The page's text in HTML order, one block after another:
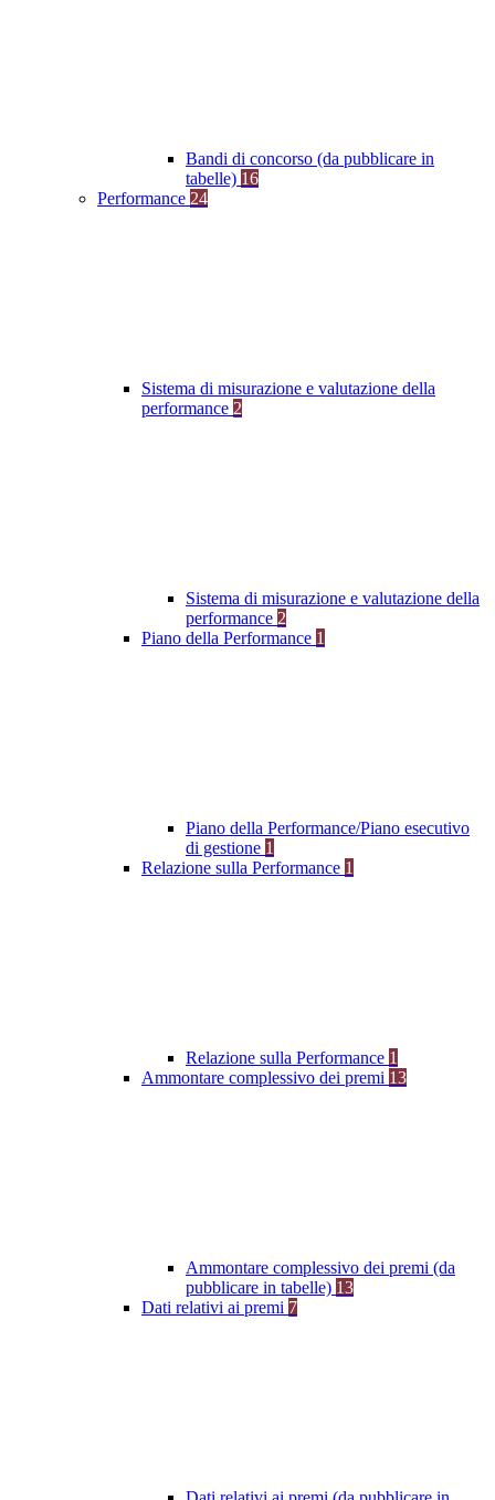
Bandi di concorso (da pubblicare in
tabelle) 16
Performance 24
Sistema di misurazione e valutazione della
performance 2
Sistema di misurazione e valutazione della
performance 2
Piano della Performance 1
Piano della Performance/Piano esecutivo
di gestione 1
Relazione sulla Performance 1
Relazione sulla Performance 1
Ammontare complessivo dei premi 13
Ammontare complessivo dei premi (da
pubblicare in tabelle) 13
Dati relativi ai premi 7